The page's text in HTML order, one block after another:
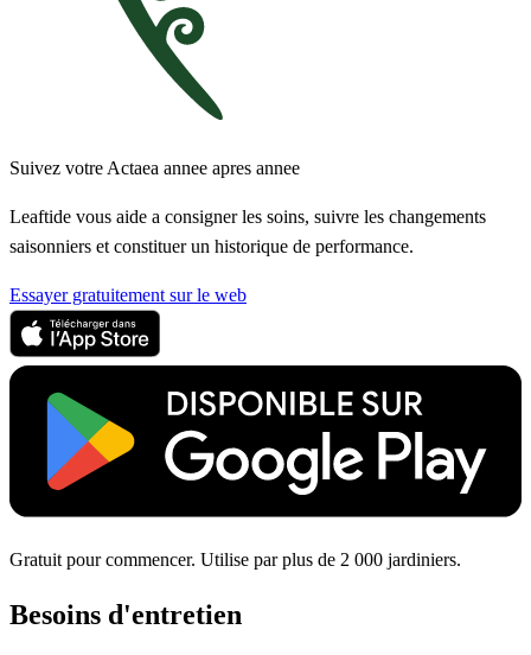
Suivez votre Actaea annee apres annee
Leaftide vous aide a consigner les soins, suivre les changements
saisonniers et constituer un historique de performance.
Essayer gratuitement sur le web
Gratuit pour commencer. Utilise par plus de 2 000 jardiniers.
Besoins d'entretien